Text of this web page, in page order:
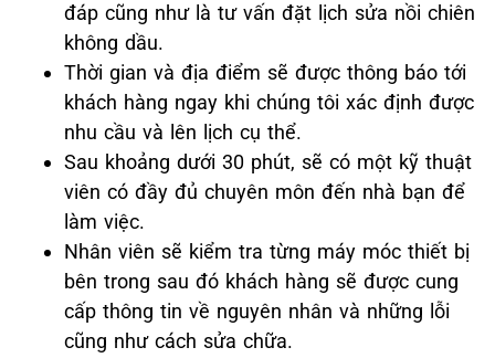
đáp cũng như là tư vấn đặt lịch sửa nồi chiên
không dầu.
Thời gian và địa điểm sẽ được thông báo tới
khách hàng ngay khi chúng tôi xác định được
nhu cầu và lên lịch cụ thể.
Sau khoảng dưới 30 phút, sẽ có một kỹ thuật
viên có đầy đủ chuyên môn đến nhà bạn để
làm việc.
Nhân viên sẽ kiểm tra từng máy móc thiết bị
bên trong sau đó khách hàng sẽ được cung
cấp thông tin về nguyên nhân và những lỗi
cũng như cách sửa chữa.